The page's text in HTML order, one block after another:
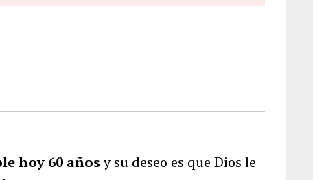
hoy 60 añosy su deseo es que Dios le